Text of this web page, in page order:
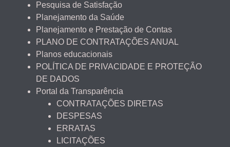
Pesquisa de Satisfação
Planejamento da Saúde
Planejamento e Prestação de Contas
PLANO DE CONTRATAÇÕES ANUAL
Planos educacionais
POLÍTICA DE PRIVACIDADE E PROTEÇÃO
DE DADOS
Portal da Transparência
CONTRATAÇÕES DIRETAS
DESPESAS
ERRATAS
LICITAÇÕES